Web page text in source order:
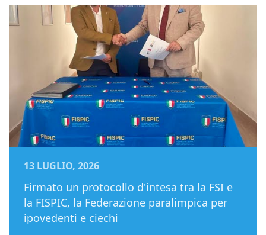
13 LUGLIO, 2026
Firmato un protocollo d'intesa tra la FSI e
la FISPIC, la Federazione paralimpica per
ipovedenti e ciechi